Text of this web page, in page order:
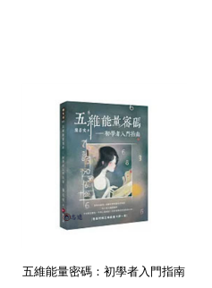
五維能量密碼：初學者入門指南